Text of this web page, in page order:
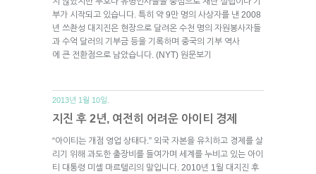
부가 시작되고 있습니다. 특히 약 9만 명의 사상자를 낸 2008
년 쓰촨성 대지진은 현장으로 달려온 수천 명의 자원봉사자들
과 수억 달러의 기부금 등을 기록하며 중국의 기부 역사
에 큰 전환점으로 남았습니다. (NYT) 원문보기
2013년 1월 10일.
지진 후 2년, 여전히 어려운 아이티 경제
“아이티는 개점 영업 상태다.” 외국 자본을 유치하고 경제를 살
리기 위해 과도한 출장비를 들여가며 세계를 누비고 있는 아이
티 대통령 미셸 마르텔리의 말입니다. 2010년 1월 대지진 후